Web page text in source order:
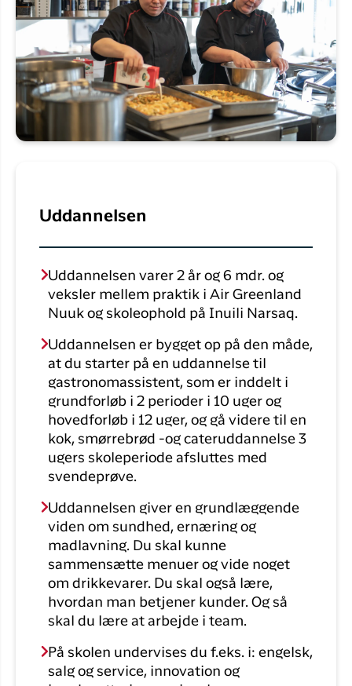
Uddannelsen
Uddannelsen varer 2 år og 6 mdr. og
veksler mellem praktik i Air Greenland
Nuuk og skoleophold på Inuili Narsaq.
Uddannelsen er bygget op på den måde,
at du starter på en uddannelse til
gastronomassistent, som er inddelt i
grundforløb i 2 perioder i 10 uger og
hovedforløb i 12 uger, og gå videre til en
kok, smørrebrød -og cateruddannelse 3
ugers skoleperiode afsluttes med
svendeprøve.
Uddannelsen giver en grundlæggende
viden om sundhed, ernæring og
madlavning. Du skal kunne
sammensætte menuer og vide noget
om drikkevarer. Du skal også lære,
hvordan man betjener kunder. Og så
skal du lære at arbejde i team.
På skolen undervises du f.eks. i: engelsk,
salg og service, innovation og